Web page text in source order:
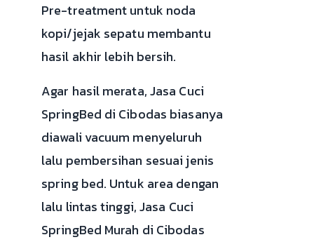
Pre-treatment untuk noda
kopi/jejak sepatu membantu
hasil akhir lebih bersih.
Agar hasil merata, Jasa Cuci
SpringBed di Cibodas biasanya
diawali vacuum menyeluruh
lalu pembersihan sesuai jenis
spring bed. Untuk area dengan
lalu lintas tinggi, Jasa Cuci
SpringBed Murah di Cibodas